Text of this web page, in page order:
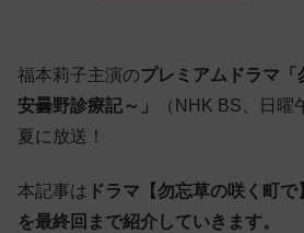
福本莉子主演のプレミアムドラマ「
安曇野診療記～」
（NHK BS、日
夏に放送！
本記事は ドラマ【勿忘草の咲く町
を最終回まで紹介していきます。